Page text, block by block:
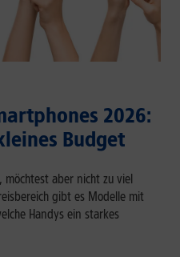
2026:
Budget
möchtest aber nicht zu viel
gibt es Modelle mit
Handys ein starkes